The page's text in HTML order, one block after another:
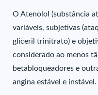
O Atenolol (substância
variáveis, subjetivas
gliceril trinitrato) e
considerado ao menos
betabloqueadores e
angina estável e instável.